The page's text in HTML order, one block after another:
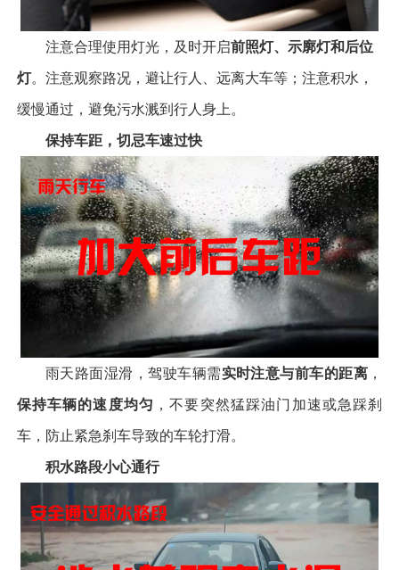
注意合理使用灯光，及时开启前照灯、示廓灯和后位
灯。注意观察路况，避让行人、远离大车等；注意积水，
缓慢通过，避免污水溅到行人身上。
保持车距，切忌车速过快
雨天路面湿滑，驾驶车辆需实时注意与前车的距离 ，
保持车辆的速度均匀 ，不要突然猛踩油门加速或急踩刹
车，防止紧急刹车导致的车轮打滑。
积水路段小心通行